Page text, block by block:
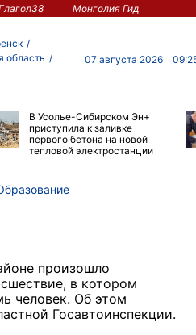
Монголия Гид
область
07 августа 2026
В Усолье-Сибирском Эн+
приступила к заливке
первого бетона на новой
тепловой электростанции
произошло
в котором
человек. Об этом
Госавтоинспекции.